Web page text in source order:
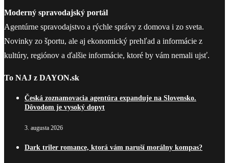
Moderný spravodajský portál
Agentúrne spravodajstvo a rýchle správy z domova i zo sveta.
Novinky zo športu, ale aj ekonomický prehľad a informácie z
kultúry, regiónov a ďalšie informácie, ktoré by vám nemali ujsť.
To NAJ z DAYON.sk
Česká zoznamovacia agentúra expanduje na Slovensko.
Dôvodom je vysoký dopyt
3. augusta 2026
Dark triler romance, ktorá vám naruší morálny kompas?